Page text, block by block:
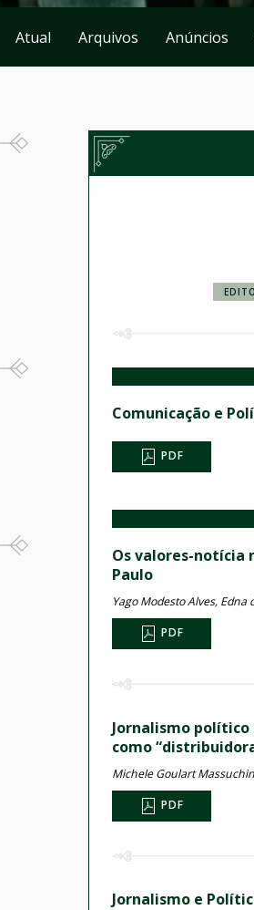
Atual Arquivos Anúncios
Comunicação e
PDF
Os valores-notícia
Paulo
Yago Modesto Alves, Edna
PDF
Jornalismo político
como
Michele Goulart
PDF
Jornalismo e